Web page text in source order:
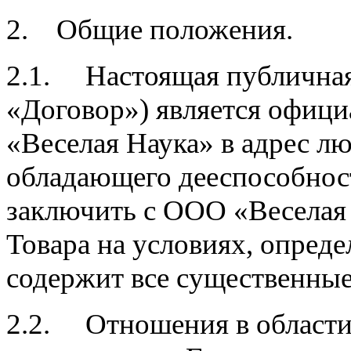
2. Общие положения.
2.1. Настоящая
«Договор») является
«Веселая Наука» в адрес
обладающего
заключить с ООО
Товара на условиях,
содержит все
2.2. Отношения в области